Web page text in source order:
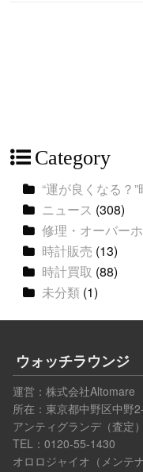
Category
“運が良くなる？
ニュース (308)
修理・オーバー
時計販売 (13)
時計買取 (88)
未分類 (1)
ウォッチラウンジ
運営： 株式会社Altomare
所在：東京都中野区中
アンティグランデ（査定）
TEL：0120-55-1430
オロロジャイオ（メンテナ